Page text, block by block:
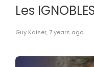
Les
Guy Kaiser, 7 years ago